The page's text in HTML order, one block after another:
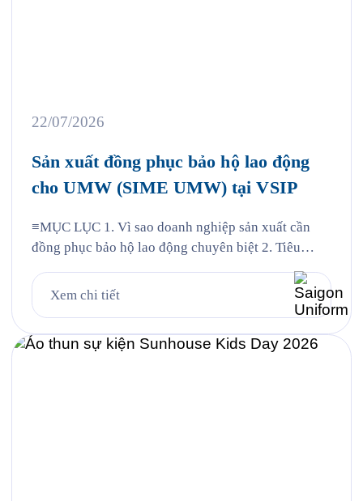
22/07/2026
Sản xuất đồng phục bảo hộ lao động
cho UMW (SIME UMW) tại VSIP
≡MỤC LỤC 1. Vì sao doanh nghiệp sản xuất cần
đồng phục bảo hộ lao động chuyên biệt 2. Tiêu
Case study thực tế 403 bộ đồng phục cho Công ty
UMW tại VSIP 4. Quy trình đặt đồng phục bảo hộ
Xem chi tiết